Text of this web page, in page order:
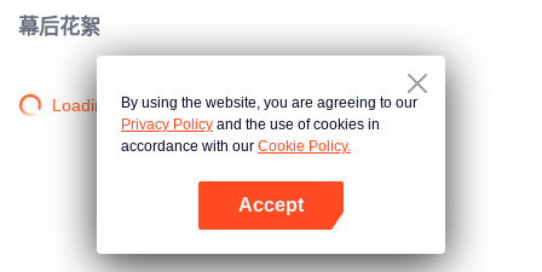
幕后花絮
Loading…By using the website, you are agreeing to our
Privacy Policy and the use of cookies in
accordance with our Cookie Policy.
Accept